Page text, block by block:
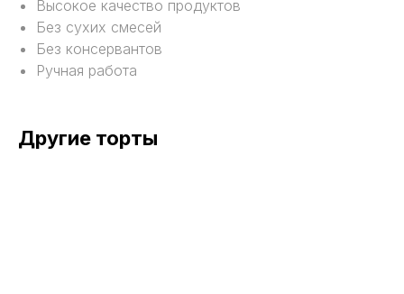
Высокое качество продуктов
Без сухих смесей
Без консервантов
Ручная работа
Другие торты